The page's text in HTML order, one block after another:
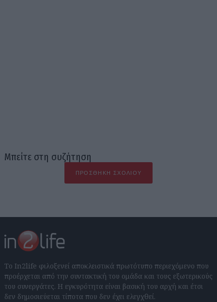
Μπείτε στη συζήτηση
ΠΡΟΣΘΉΚΗ ΣΧΟΛΊΟΥ
Το In2life φιλοξενεί αποκλειστικά πρωτότυπο περιεχόμενο που
προέρχεται από την συντακτική του ομάδα και τους εξωτερικούς
του συνεργάτες. Η εγκυρότητα είναι βασική του αρχή και έτσι
δεν δημοσιεύεται τίποτα που δεν έχει ελεγχθεί.